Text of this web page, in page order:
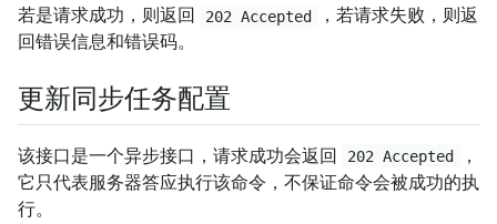
若是请求成功，则返回 202 Accepted
，若请求失败，则返
回错误信息和错误码。
更新同步任务配置
该接口是一个异步接口，请求成功会返回 202 Accepted
，
它只代表服务器答应执行该命令，不保证命令会被成功的执
行。